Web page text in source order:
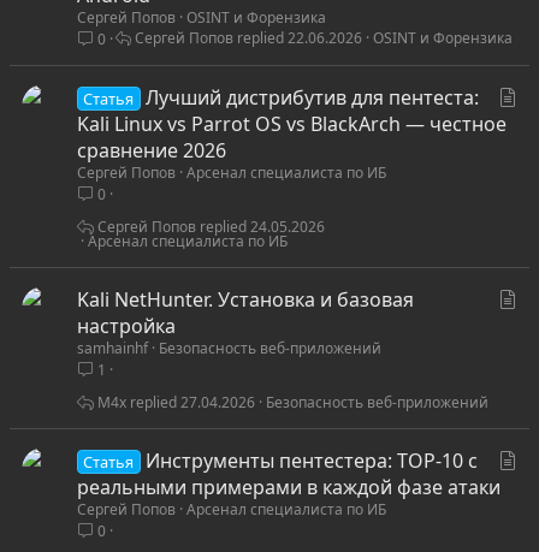
я
Сергей Попов OSINT и Форензика
0
OSINT и Форензика
22.06.2026
Сергей Попов
Статья
Лучший дистрибутив для пентеста:
Kali Linux vs Parrot OS vs BlackArch — честное
сравнение 2026
Сергей Попов Арсенал специалиста по ИБ
0
Арсенал специалиста по ИБ
24.05.2026
Сергей Попов
я
Kali NetHunter. Установка и базовая
настройка
samhainhf Безопасность веб-приложений
1
Безопасность веб-приложений
27.04.2026
M4x
Статья
Инструменты пентестера: TOP-10 с
реальными примерами в каждой фазе атаки
Сергей Попов Арсенал специалиста по ИБ
0